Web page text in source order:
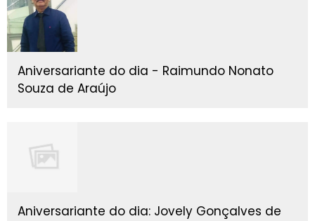
Aniversariante do dia - Raimundo Nonato
Souza de Araújo
Aniversariante do dia: Jovely Gonçalves de